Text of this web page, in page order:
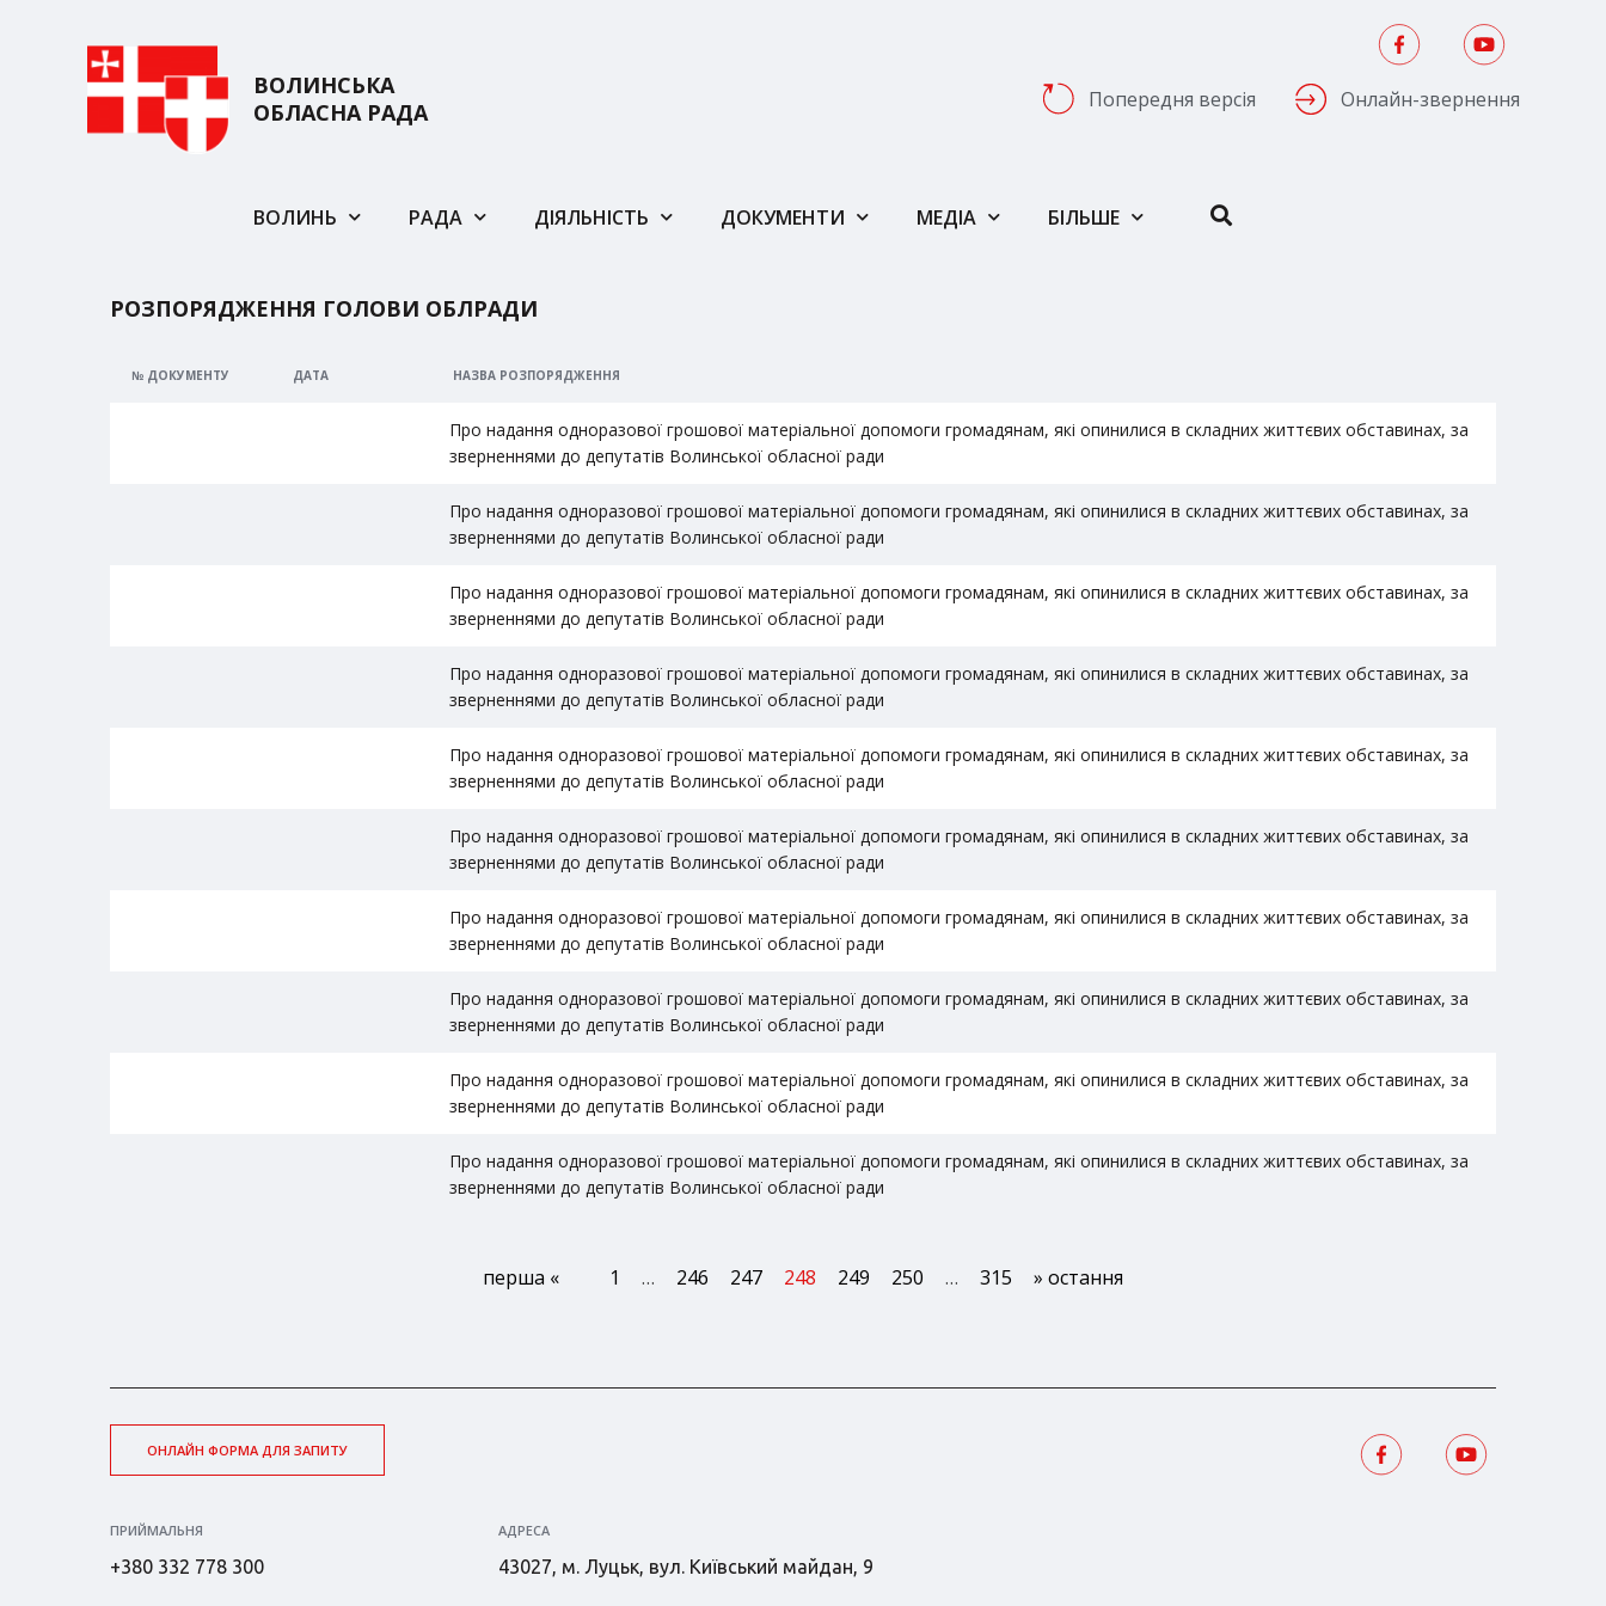
ВОЛИНСЬКА
ОБЛАСНА РАДА
Попередня версія Онлайн-звернення
ВОЛИНЬ РАДА ДІЯЛЬНІСТЬ ДОКУМЕНТИ МЕДІА БІЛЬШЕ
РОЗПОРЯДЖЕННЯ ГОЛОВИ ОБЛРАДИ
№ ДОКУМЕНТУ ДАТА НАЗВА РОЗПОРЯДЖЕННЯ
Про надання одноразової грошової матеріальної допомоги громадянам, які опинилися в складних життєвих обставинах, за
зверненнями до депутатів Волинської обласної ради
Про надання одноразової грошової матеріальної допомоги громадянам, які опинилися в складних життєвих обставинах, за
зверненнями до депутатів Волинської обласної ради
Про надання одноразової грошової матеріальної допомоги громадянам, які опинилися в складних життєвих обставинах, за
зверненнями до депутатів Волинської обласної ради
Про надання одноразової грошової матеріальної допомоги громадянам, які опинилися в складних життєвих обставинах, за
зверненнями до депутатів Волинської обласної ради
Про надання одноразової грошової матеріальної допомоги громадянам, які опинилися в складних життєвих обставинах, за
зверненнями до депутатів Волинської обласної ради
Про надання одноразової грошової матеріальної допомоги громадянам, які опинилися в складних життєвих обставинах, за
зверненнями до депутатів Волинської обласної ради
Про надання одноразової грошової матеріальної допомоги громадянам, які опинилися в складних життєвих обставинах, за
зверненнями до депутатів Волинської обласної ради
Про надання одноразової грошової матеріальної допомоги громадянам, які опинилися в складних життєвих обставинах, за
зверненнями до депутатів Волинської обласної ради
Про надання одноразової грошової матеріальної допомоги громадянам, які опинилися в складних життєвих обставинах, за
зверненнями до депутатів Волинської обласної ради
Про надання одноразової грошової матеріальної допомоги громадянам, які опинилися в складних життєвих обставинах, за
зверненнями до депутатів Волинської обласної ради
перша « 1 … 246 247 248 249 250 … 315 » остання
ОНЛАЙН ФОРМА ДЛЯ ЗАПИТУ
ПРИЙМАЛЬНЯ
+380 332 778 300
АДРЕСА
43027, м. Луцьк, вул. Київський майдан, 9